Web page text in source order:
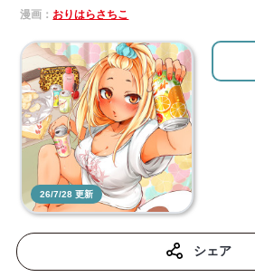
漫画： おりはらさちこ
26/7/28 更新
シェア